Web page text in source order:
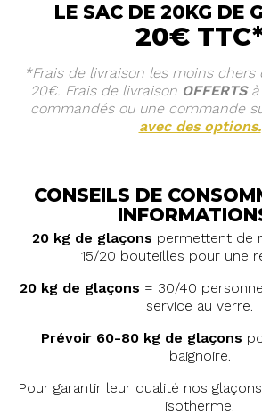
LE SAC DE 20KG DE
20€
*Frais de livraison les moins chers
20€. Frais de livraison OFFERTSà
commandés ou une commande
avec des options.
CONSEILS DE
20 kg de glaçons permettent de
15/20 bouteilles pour une
20 kg de glaçons = 30/40
service au verre.
Prévoir 60-80 kg de glaçons
baignoire.
Pour garantir leur qualité nos
isotherme.